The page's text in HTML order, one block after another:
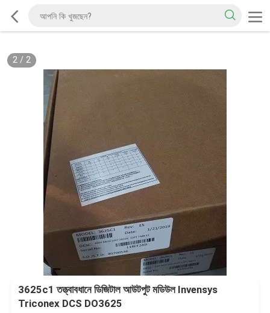
2/ 2
3625c1 তত্ত্বাবধানে ডিজিটাল আউটপুট মডিউল Invensys
Triconex DCS DO3625